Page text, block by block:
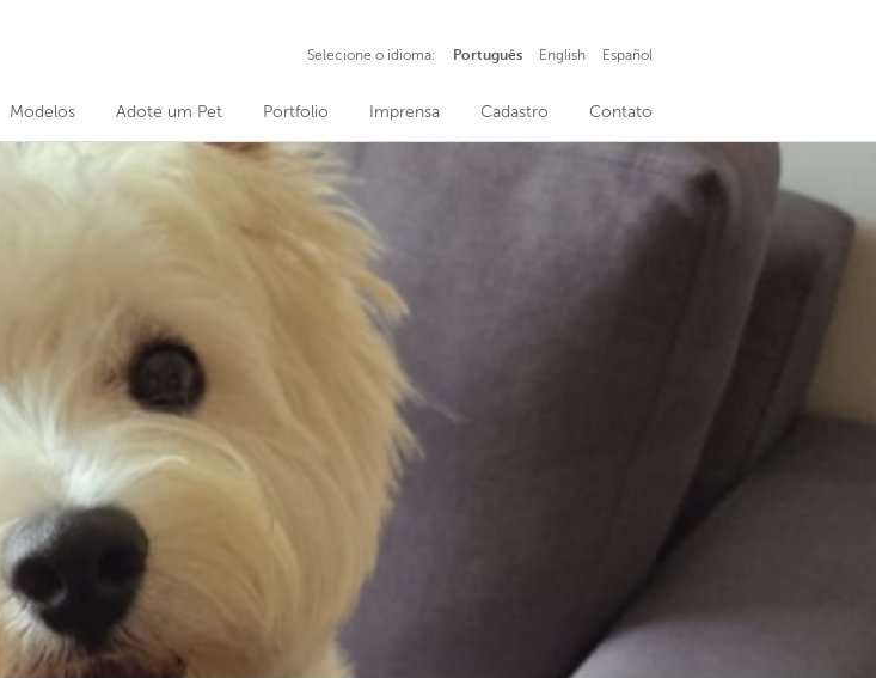
Modelos Adote um Pet Portfolio Imprensa Cadastro Contato
Selecione o idioma: Português English Español